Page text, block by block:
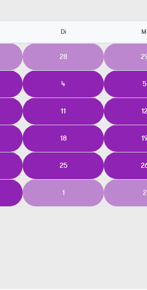
Di
28
4 5
11 12
18
25
1 2